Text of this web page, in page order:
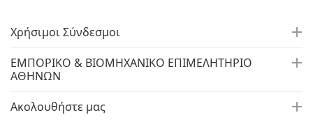
Χρήσιμοι Σύνδεσμοι
ΕΜΠΟΡΙΚΟ & ΒΙΟΜΗΧΑΝΙΚΟ ΕΠΙΜΕΛΗΤΗΡΙΟ
ΑΘΗΝΩΝ
Ακολουθήστε μας